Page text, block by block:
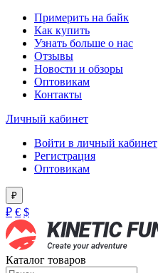
Примерить на байк
Как купить
Узнать больше о нас
Отзывы
Новости и обзоры
Оптовикам
Контакты
Личный кабинет
Войти в личный кабинет
Регистрация
Оптовикам
₽
₽ € $
Каталог товаров